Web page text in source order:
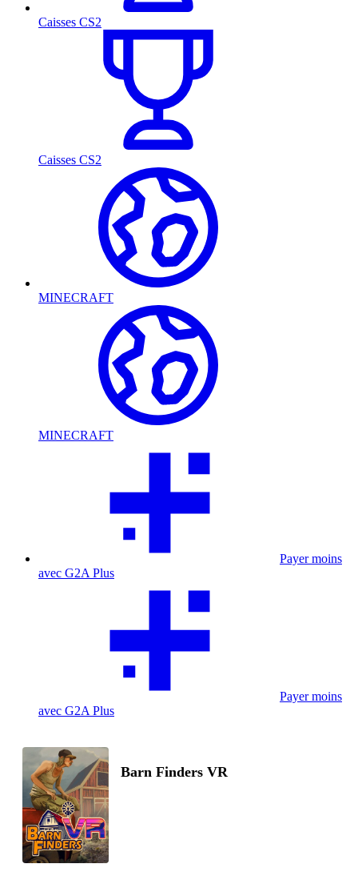
Caisses CS2
Caisses CS2
MINECRAFT
MINECRAFT
Payer moins
avec G2A Plus
Payer moins
avec G2A Plus
Barn Finders VR